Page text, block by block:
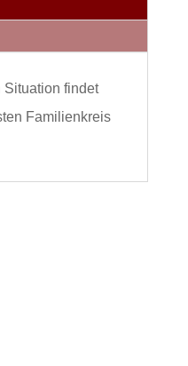
Situation findet
Familienkreis